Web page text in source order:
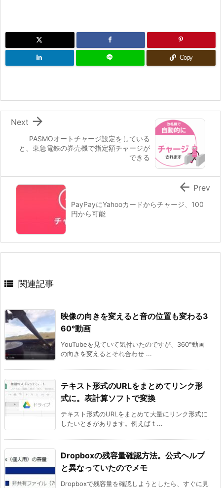
Copy
PASMOオートチャージ設定をしている
と、東急電鉄の券売機で指定額チャージが
できる

Next
PayPayにYahooカードからチャージ、100
円から可能
 Prev
 関連記事
映像の向きを変えると音の位置も変わる3
60°動画
YouTubeを見ていて気付いたのですが、360°動画
の向きを変えるとそれ合わせ ...
テキスト形式のURLをまとめてリンク形
式に。表計算ソフトで変換
テキスト形式のURLをまとめて大量にリンク形式に
したいときがあります。例えば t ...
Dropboxの残容量確認方法。公式ヘルプ
と異なっていたのでメモ
Dropboxで残容量を確認しようとしたら、すぐに見